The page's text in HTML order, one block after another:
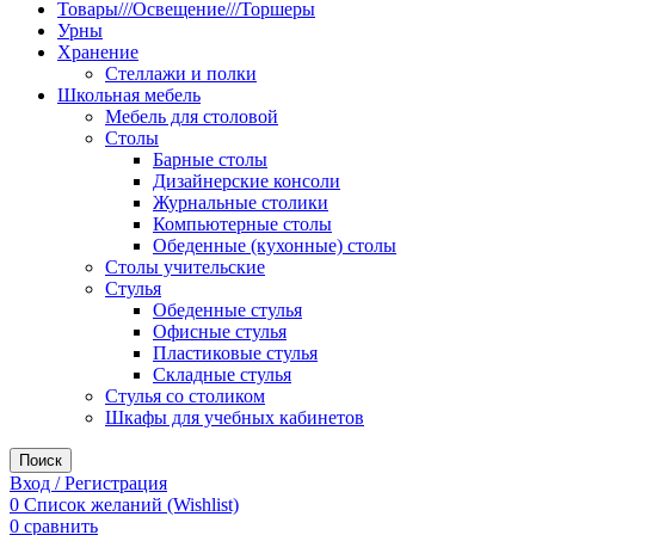
Товары///Освещение///Торшеры
Урны
Хранение
Стеллажи и полки
Школьная мебель
Мебель для столовой
Столы
Барные столы
Дизайнерские консоли
Журнальные столики
Компьютерные столы
Обеденные (кухонные) столы
Столы учительские
Стулья
Обеденные стулья
Офисные стулья
Пластиковые стулья
Складные стулья
Стулья со столиком
Шкафы для учебных кабинетов
Поиск
Вход / Регистрация
0 Список желаний (Wishlist)
0 сравнить